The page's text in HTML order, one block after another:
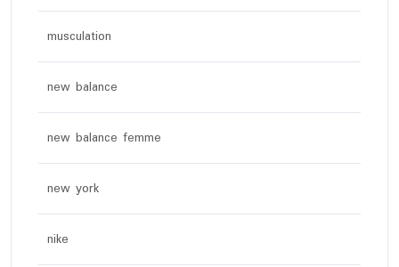
musculation
new balance
new balance femme
new york
nike